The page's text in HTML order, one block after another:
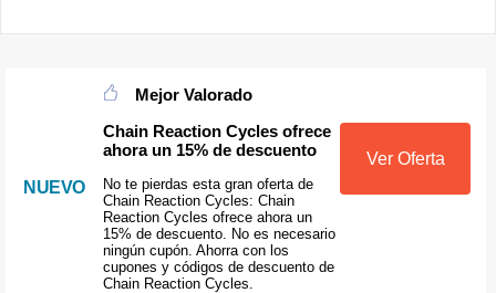
NUEVO
Mejor Valorado
Chain Reaction Cycles ofrece
ahora un 15% de descuento
No te pierdas esta gran oferta de
Chain Reaction Cycles: Chain
Reaction Cycles ofrece ahora un
15% de descuento. No es necesario
ningún cupón. Ahorra con los
cupones y códigos de descuento de
Chain Reaction Cycles.
Ver Oferta